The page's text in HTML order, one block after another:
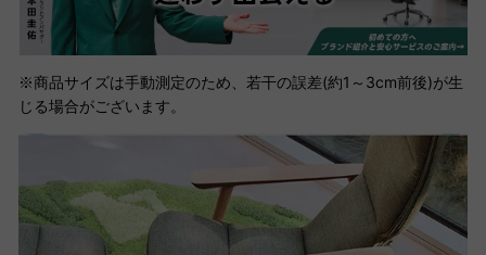
※商品サイズは手動測定のため、若干の誤差(約1～3cm前後)が生
じる場合がございます。